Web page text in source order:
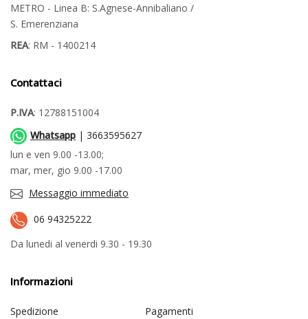
METRO - Linea B: S.Agnese-Annibaliano /
S. Emerenziana
REA: RM - 1400214
Contattaci
P.IVA: 12788151004
Whatsapp | 3663595627
lun e ven 9.00 -13.00;
mar, mer, gio 9.00 -17.00
Messaggio immediato
06 94325222
Da lunedi al venerdi 9.30 - 19.30
Informazioni
Spedizione
Pagamenti